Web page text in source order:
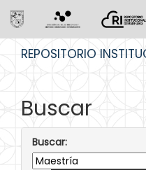
REPOSITORIO
Buscar
Buscar: